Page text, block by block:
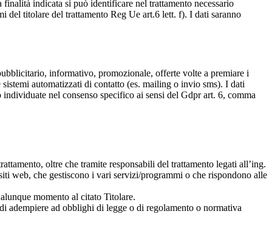
indicata si può identificare nel trattamento necessario
del titolare del trattamento Reg Ue art.6 lett. f). I dati saranno
informativo, promozionale, offerte volte a premiare i
automatizzati di contatto (es. mailing o invio sms). I dati
nel consenso specifico ai sensi del Gdpr art. 6, comma
oltre che tramite responsabili del trattamento legati all’ing.
web, che gestiscono i vari servizi/programmi o che rispondono alle
momento al citato Titolare.
adempiere ad obblighi di legge o di regolamento o normativa